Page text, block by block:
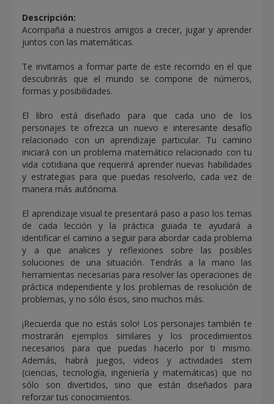
Descripción:
Acompaña a nuestros amigos a crecer, jugar y aprender
juntos con las matemáticas.
Te invitamos a formar parte de este recorrido en el que
descubrirás que el mundo se compone de números,
formas y posibilidades.
El libro está diseñado para que cada uno de los
personajes te ofrezca un nuevo e interesante desafío
relacionado con un aprendizaje particular. Tu camino
iniciará con un problema matemático relacionado con tu
vida cotidiana que requerirá aprender nuevas habilidades
y estrategias para que puedas resolverlo, cada vez de
manera más autónoma.
El aprendizaje visual te presentará paso a paso los temas
de cada lección y la práctica guiada te ayudará a
identificar el camino a seguir para abordar cada problema
y a que analices y reflexiones sobre las posibles
soluciones de una situación. Tendrás a la mano las
herramientas necesarias para resolver las operaciones de
práctica independiente y los problemas de resolución de
problemas, y no sólo ésos, sino muchos más.
¡Recuerda que no estás solo! Los personajes también te
mostrarán ejemplos similares y los procedimientos
necesarios para que puedas hacerlo por ti mismo.
Además, habrá juegos, videos y actividades stem
(ciencias, tecnología, ingeniería y matemáticas) que no
sólo son divertidos, sino que están diseñados para
reforzar tus conocimientos.